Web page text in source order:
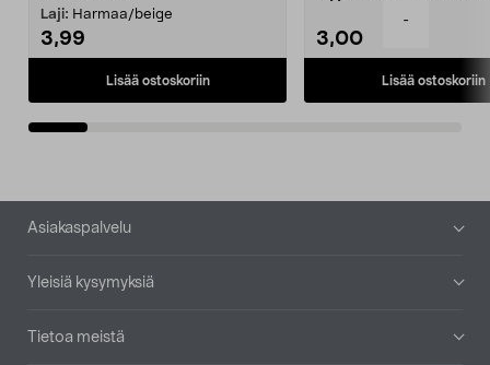
-
Laji: Harmaa/beige
3,99
Lisää ostoskoriin
3,00
Lisää ostoskoriin
Alatunniste
Asiakaspalvelu
Yleisiä kysymyksiä
Tietoa meistä